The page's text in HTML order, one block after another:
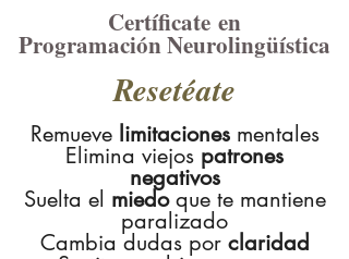
Certíficate en
Programación Neurolingüística
Resetéate
​Remueve limitacionesmentales
Elimina viejos patrones
negativos
Suelta el miedoque te mantiene
paralizado
Cambia dudas por claridad